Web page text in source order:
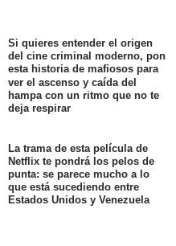
Si quieres entender el origen
del cine criminal moderno, pon
esta historia de mafiosos para
ver el ascenso y caída del
hampa con un ritmo que no te
deja respirar
La trama de esta película de
Netflix te pondrá los pelos de
punta: se parece mucho a lo
que está sucediendo entre
Estados Unidos y Venezuela